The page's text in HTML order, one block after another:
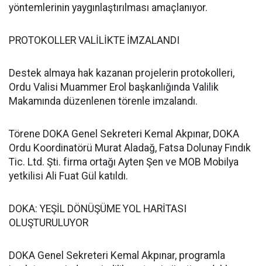
yöntemlerinin yaygınlaştırılması amaçlanıyor.
PROTOKOLLER VALİLİKTE İMZALANDI
Destek almaya hak kazanan projelerin protokolleri,
Ordu Valisi Muammer Erol başkanlığında Valilik
Makamında düzenlenen törenle imzalandı.
Törene DOKA Genel Sekreteri Kemal Akpınar, DOKA
Ordu Koordinatörü Murat Aladağ, Fatsa Dolunay Fındık
Tic. Ltd. Şti. firma ortağı Ayten Şen ve MOB Mobilya
yetkilisi Ali Fuat Gül katıldı.
DOKA: YEŞİL DÖNÜŞÜME YOL HARİTASI
OLUŞTURULUYOR
DOKA Genel Sekreteri Kemal Akpınar, programla